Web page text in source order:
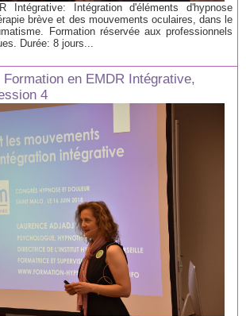
Intégrative: Intégration d'éléments d'hypnose
brève et des mouvements oculaires, dans le
Formation réservée aux professionnels
Durée: 8 jours...
Formation en EMDR Intégrative,
4